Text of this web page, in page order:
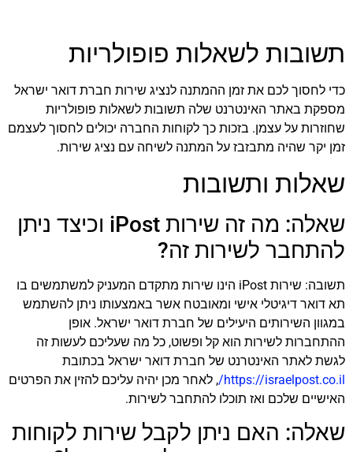
תשובות לשאלות פופולריות
כדי לחסוך לכם את זמן ההמתנה לנציג שירות חברת דואר ישראל
מספקת באתר האינטרנט שלה תשובות לשאלות פופולריות
שחוזרות על עצמן. בזכות כך לקוחות החברה יכולים לחסוך לעצמם
זמן יקר שהיה מתבזבז על המתנה לשיחה עם נציג שירות.
שאלות ותשובות
שאלה: מה זה שירות iPost וכיצד ניתן
להתחבר לשירות זה?
תשובה: שירות iPost הינו שירות מתקדם המעניק למשתמשים בו
תא דואר דיגיטלי אישי ומאובטח אשר באמצעותו ניתן להשתמש
במגוון השירותים היעילים של חברת דואר ישראל. אופן
ההתחברות לשירות הוא קל ופשוט, כל מה שעליכם לעשות זה
לגשת לאתר האינטרנט של חברת דואר ישראל בכתובת
https://israelpost.co.il/ , לאחר מכן יהיה עליכם להזין את הפרטים
האישיים שלכם ואז תוכלו להתחבר לשירות.
שאלה: האם ניתן לקבל שירות לקוחות